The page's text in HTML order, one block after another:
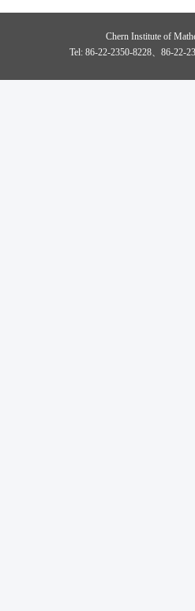
Chern Institute of
Tel: 86-22-2350-8228、86-22-